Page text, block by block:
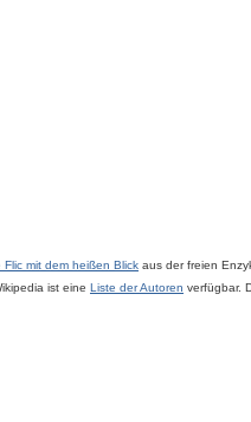
mit dem heißen Blick aus der freien
ist eine Liste der Autoren verfügbar.